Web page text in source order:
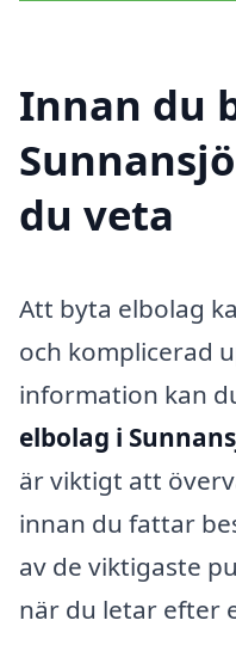
Innan du
du veta
Att byta elbolag
och komplicerad
information kan
elbolag i
är viktigt att
innan du fattar
av de viktigaste
när du letar efter